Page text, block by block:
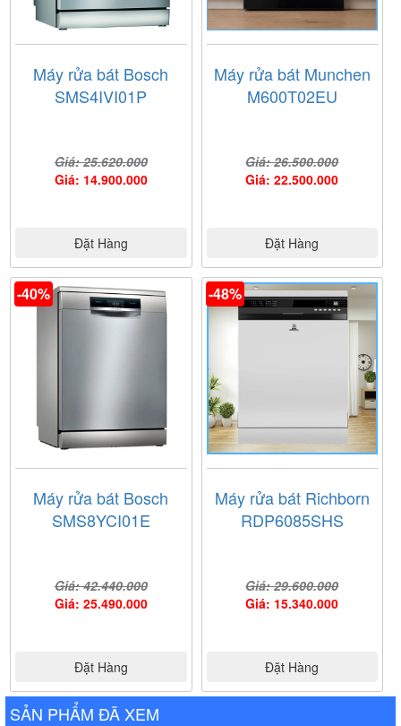
Máy rửa bát Bosch
SMS4IVI01P
Giá: 25.620.000
Giá: 14.900.000
Đặt Hàng
Máy rửa bát Munchen
M600T02EU
Giá: 26.500.000
Giá: 22.500.000
Đặt Hàng
-40%
Máy rửa bát Bosch
SMS8YCI01E
Giá: 42.440.000
Giá: 25.490.000
Đặt Hàng
-48%
Máy rửa bát Richborn
RDP6085SHS
Giá: 29.600.000
Giá: 15.340.000
Đặt Hàng
SẢN PHẨM ĐÃ XEM